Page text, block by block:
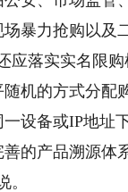
暴力抢购以及
落实实名限购
机的方式分配
设备或IP地址
的产品溯源体
。